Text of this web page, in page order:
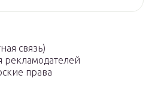
связь)
права